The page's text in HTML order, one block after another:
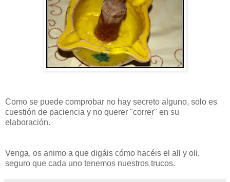
Como se puede comprobar no hay secreto alguno, solo es
cuestión de paciencia y no querer "correr" en su
elaboración.
Venga, os animo a que digáis cómo hacéis el all y oli,
seguro que cada uno tenemos nuestros trucos.